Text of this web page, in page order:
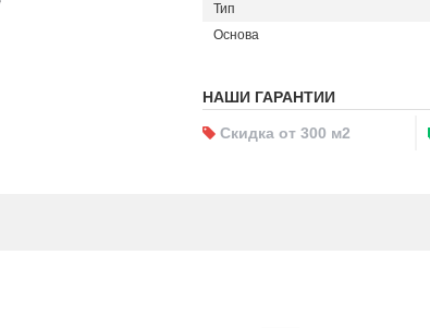
Тип
Основа
НАШИ ГАРАНТИИ
Скидка от 300 м2